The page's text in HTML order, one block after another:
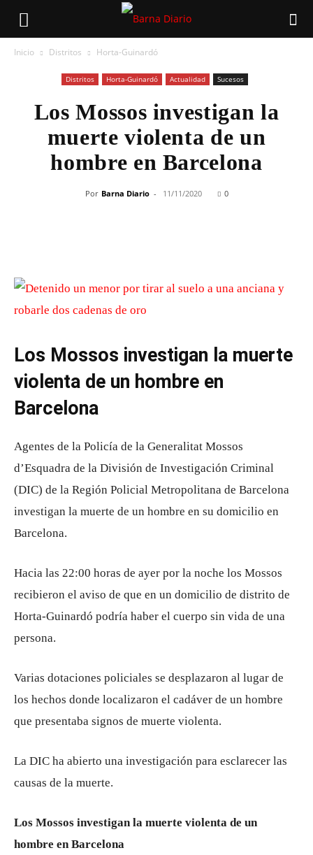
Inicio Distritos Horta-Guinardó
Distritos Horta-Guinardó Actualidad Sucesos
Los Mossos investigan la
muerte violenta de un
hombre en Barcelona
Por Barna Diario - 11/11/2020 0
Los Mossos investigan la muerte
violenta de un hombre en
Barcelona
Agentes de la Policía de la Generalitat Mossos
d’Esquadra de la División de Investigación Criminal
(DIC) de la Región Policial Metropolitana de Barcelona
investigan la muerte de un hombre en su domicilio en
Barcelona.
Hacia las 22:00 horas de ayer por la noche los Mossos
recibieron el aviso de que en un domicilio de distrito de
Horta-Guinardó podría haber el cuerpo sin vida de una
persona.
Varias dotaciones policiales se desplazaron al lugar de
los hechos donde localizaron el cadáver de un hombre
que presentaba signos de muerte violenta.
La DIC ha abierto una investigación para esclarecer las
causas de la muerte.
Los Mossos investigan la muerte violenta de un
hombre en Barcelona